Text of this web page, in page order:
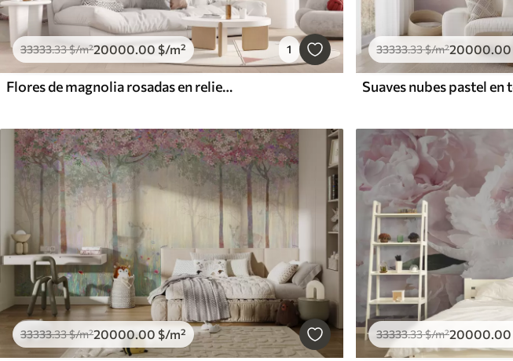
33333.33$/m²20000.00 $/m² 1
Flores de magnolia rosadas en relieve en una rama elegante
33333.33$/m²20000.00
33333.33$/m²20000.00 $/m² 33333.33$/m²20000.00